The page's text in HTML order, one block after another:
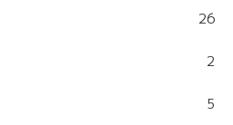
26
2
5